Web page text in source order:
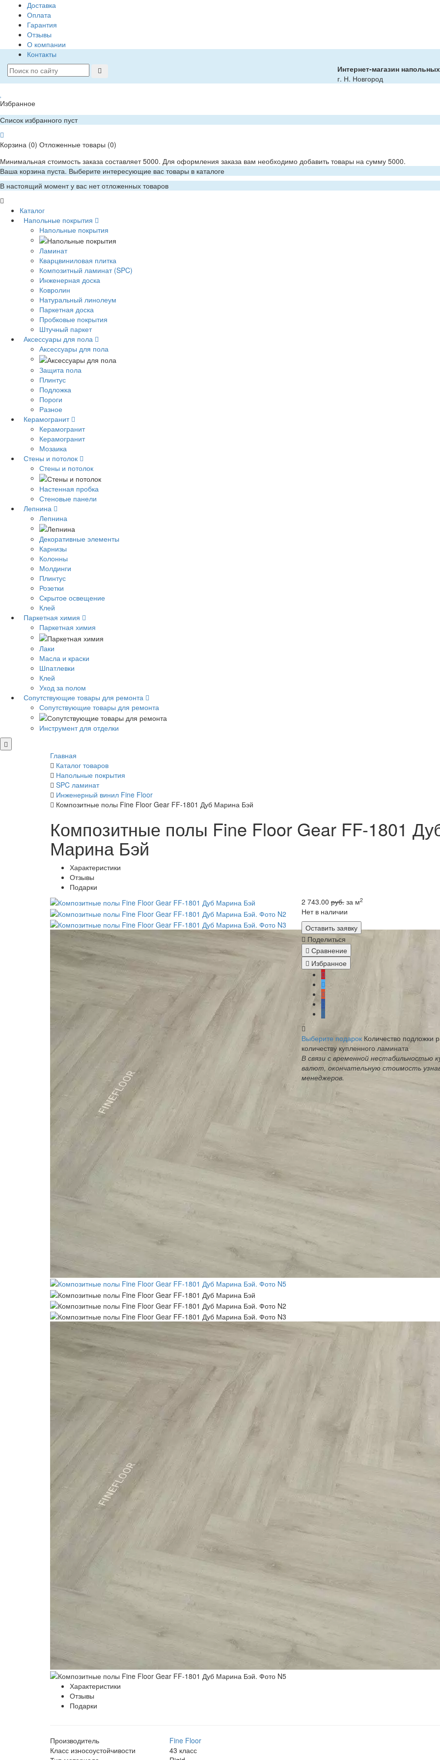
Доставка
Оплата
Гарантия
Отзывы
О компании
Контакты
Интернет-магазин
г. Н. Новгород
Избранное
Список избранного пуст
Корзина (0) Отложенные товары (0)
Минимальная стоимость заказа составляет 5000. Для оформления заказа вам необходимо добавить товары на сумму 5000.
Ваша корзина пуста. Выберите интересующие вас товары в каталоге
В настоящий момент у вас нет отложенных товаров
Каталог
Напольные покрытия
Напольные покрытия
Ламинат
Кварцвиниловая плитка
Композитный ламинат (SPC)
Инженерная доска
Ковролин
Натуральный линолеум
Паркетная доска
Пробковые покрытия
Штучный паркет
Аксессуары для пола
Аксессуары для пола
Защита пола
Плинтус
Подложка
Пороги
Разное
Керамогранит
Керамогранит
Керамогранит
Мозаика
Стены и потолок
Стены и потолок
Настенная пробка
Стеновые панели
Лепнина
Лепнина
Декоративные элементы
Карнизы
Колонны
Молдинги
Плинтус
Розетки
Скрытое освещение
Клей
Паркетная химия
Паркетная химия
Лаки
Масла и краски
Шпатлевки
Клей
Уход за полом
Сопутствующие товары для ремонта
Сопутствующие товары для ремонта
Инструмент для отделки
Главная
Каталог товаров
Напольные покрытия
SPC ламинат
Инженерный винил Fine Floor
Композитные полы Fine Floor Gear FF-1801 Дуб Марина Бэй
Композитные полы Fine Floor Gear FF-1801
Марина Бэй
Характеристики
Отзывы
Подарки
2 743.00руб.за м2
Нет в наличии
Оставить заявку
Поделиться
Сравнение
Избранное
Выберите подарок Количество подложки
количеству купленного ламината
В связи с временной нестабильностью
валют, окончательную стоимость
менеджеров.
Характеристики
Отзывы
Подарки
Производитель
Fine Floor
Класс износоустойчивости
43 класс